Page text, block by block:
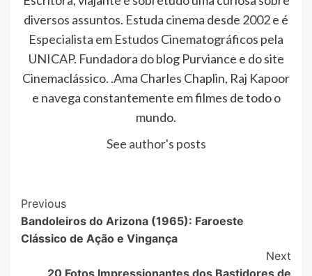
diversos assuntos. Estuda cinema desde 2002 e é
Especialista em Estudos Cinematográficos pela
UNICAP. Fundadora do blog Purviance e do site
Cinemaclássico. .Ama Charles Chaplin, Raj Kapoor
e navega constantemente em filmes de todo o
mundo.
See author's posts
Post
Navigation
Previous
Bandoleiros do Arizona (1965): Faroeste
Clássico de Ação e Vingança
Next